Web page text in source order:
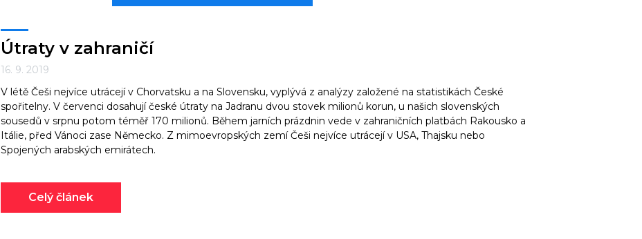
Útraty v zahraničí
16. 9. 2019
V létě Češi nejvíce utrácejí v Chorvatsku a na Slovensku, vyplývá z analýzy založené na statistikách České
spořitelny. V červenci dosahují české útraty na Jadranu dvou stovek milionů korun, u našich slovenských
sousedů v srpnu potom téměř 170 milionů. Během jarních prázdnin vede v zahraničních platbách Rakousko a
Itálie, před Vánoci zase Německo. Z mimoevropských zemí Češi nejvíce utrácejí v USA, Thajsku nebo
Spojených arabských emirátech.
Celý článek